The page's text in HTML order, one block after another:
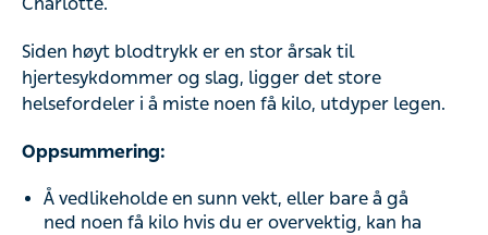
Siden høyt blodtrykk er en stor årsak til
hjertesykdommer og slag, ligger det store
helsefordeler i å miste noen få kilo, utdyper legen.
Oppsummering:
Å vedlikeholde en sunn vekt, eller bare å gå
ned noen få kilo hvis du er overvektig, kan ha